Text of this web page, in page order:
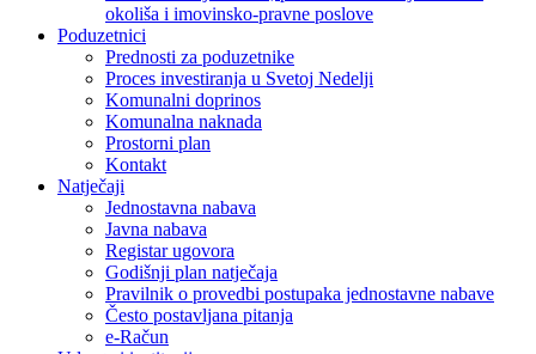
okoliša i imovinsko-pravne poslove
Poduzetnici
Prednosti za poduzetnike
Proces investiranja u Svetoj Nedelji
Komunalni doprinos
Komunalna naknada
Prostorni plan
Kontakt
Natječaji
Jednostavna nabava
Javna nabava
Registar ugovora
Godišnji plan natječaja
Pravilnik o provedbi postupaka jednostavne nabave
Često postavljana pitanja
e-Račun